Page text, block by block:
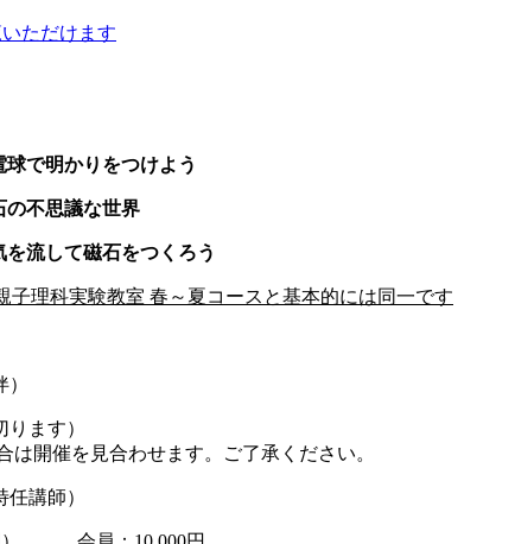
球で明かりをつけよう
の不思議な世界
を流して磁石をつくろう
理科実験教室 春～夏コースと基本的には同一です
ます）
を見合わせます。ご了承ください。
講師）